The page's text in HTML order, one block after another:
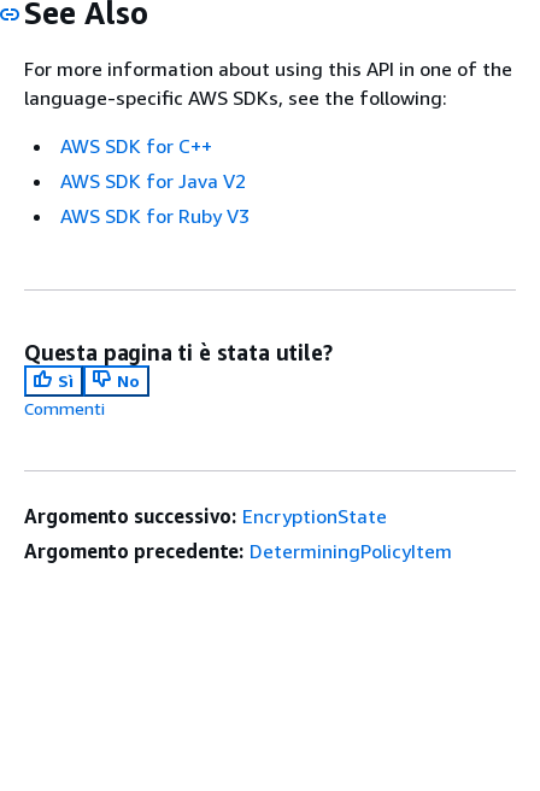
See Also
For more information about using this API in one of the
language-specific AWS SDKs, see the following:
AWS SDK for C++
AWS SDK for Java V2
AWS SDK for Ruby V3
Questa pagina ti è stata utile?
Sì
No
Commenti
Argomento successivo: EncryptionState
Argomento precedente: DeterminingPolicyItem